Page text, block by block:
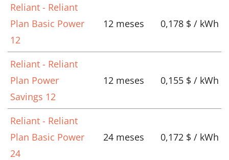
Reliant - Reliant
Plan Basic Power
12
12 meses 0,178 $ / kWh
Reliant - Reliant
Plan Power
Savings 12
12 meses 0,155 $ / kWh
Reliant - Reliant
Plan Basic Power
24
24 meses 0,172 $ / kWh